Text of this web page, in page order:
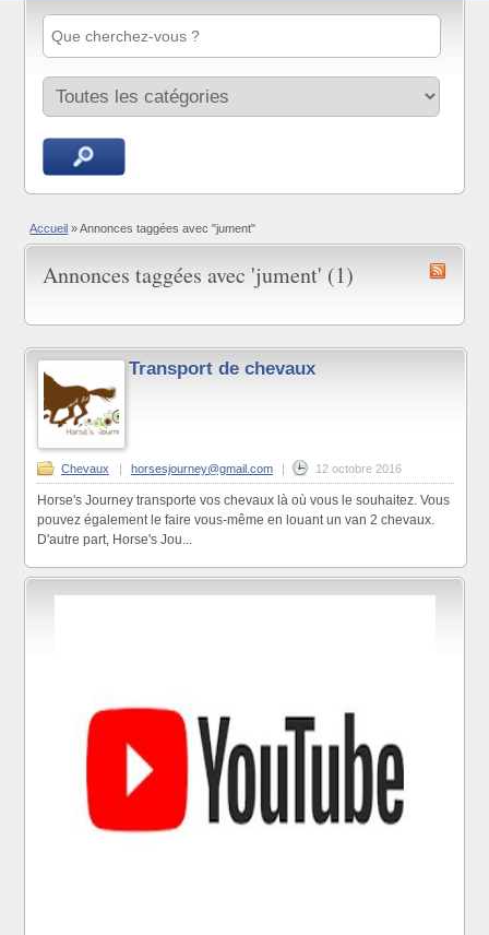
Accueil » Annonces taggées avec "jument"
Annonces taggées avec 'jument' (1)
Transport de chevaux
Chevaux | horsesjourney@gmail.com | 12 octobre 2016
Horse's Journey transporte vos chevaux là où vous le souhaitez. Vous
pouvez également le faire vous-même en louant un van 2 chevaux.
D'autre part, Horse's Jou...